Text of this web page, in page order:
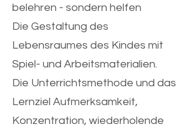
belehren - sondern helfen
Die Gestaltung des
Lebensraumes des Kindes mit
Spiel- und Arbeitsmaterialien.
Die Unterrichtsmethode und das
Lernziel Aufmerksamkeit,
Konzentration, wiederholende